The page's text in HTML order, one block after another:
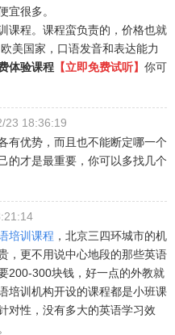
宜很多。
课程。课程蛮负责的，价格也就
美国家，口语发音和表达能力
体验课程 【立即免费试听】 你可
23 18:36:19
有优势，而且也不能断定哪一个
的才是最重要，你可以多找几个
培训课程 ，北京三四环城市的机
，更不用说中心地段的那些英语
200-300块钱，好一点的外教就
培训机构开设的课程都是小班课
对性，没有多大的英语学习效